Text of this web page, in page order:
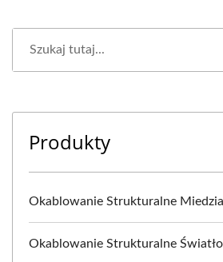
Produkty
Okablowanie Strukturalne
Okablowanie Strukturalne